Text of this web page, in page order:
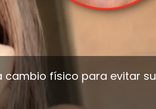
cambio físico para evitar su